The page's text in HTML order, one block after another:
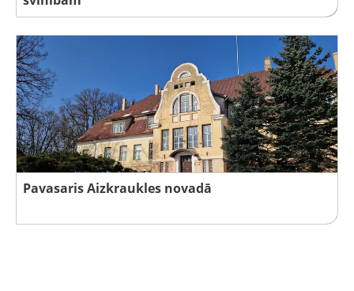
Pavasaris Aizkraukles novadā